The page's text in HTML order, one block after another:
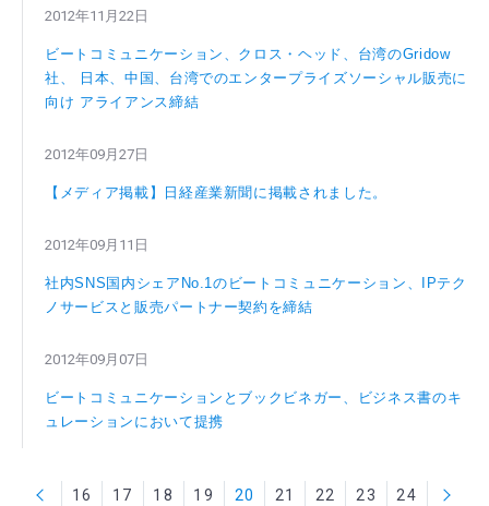
2012年11月22日
ビートコミュニケーション、クロス・ヘッド、台湾のGridow
社、 日本、中国、台湾でのエンタープライズソーシャル販売に
向け アライアンス締結
2012年09月27日
【メディア掲載】日経産業新聞に掲載されました。
2012年09月11日
社内SNS国内シェアNo.1のビートコミュニケーション、IPテク
ノサービスと販売パートナー契約を締結
2012年09月07日
ビートコミュニケーションとブックビネガー、ビジネス書のキ
ュレーションにおいて提携
16 17 18 19 20 21 22 23 24
次へ